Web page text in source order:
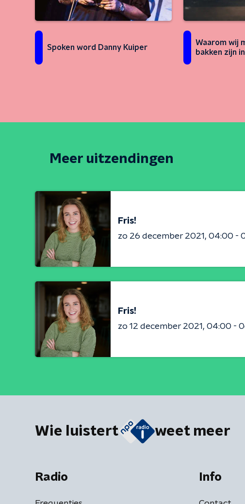
Spoken word Danny Kuiper
Waarom wij
bakken zijn
Meer uitzendingen
Fris!
zo 26 december 2021
04:00 -
Fris!
zo 12 december 2021
04:00 -
Wie luistert weet meer
Radio Info